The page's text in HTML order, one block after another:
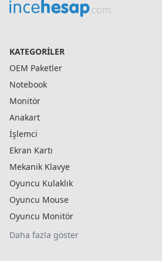
KATEGORILER
OEM Paketler
Notebook
Monitör
Anakart
İşlemci
Ekran Kartı
Mekanik Klavye
Oyuncu Kulaklık
Oyuncu Mouse
Oyuncu Monitör
Daha fazla göster